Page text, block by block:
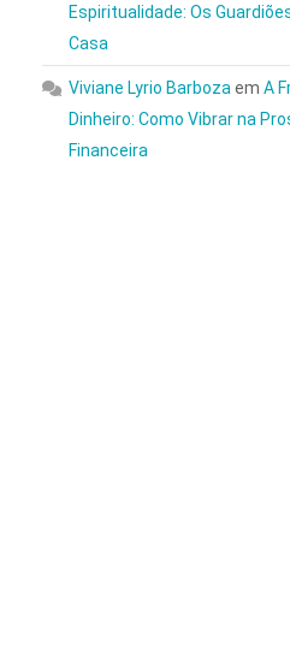
Espiritualidade: Os
Casa
Viviane Lyrio Barboza emA
Dinheiro: Como Vibrar na
Financeira